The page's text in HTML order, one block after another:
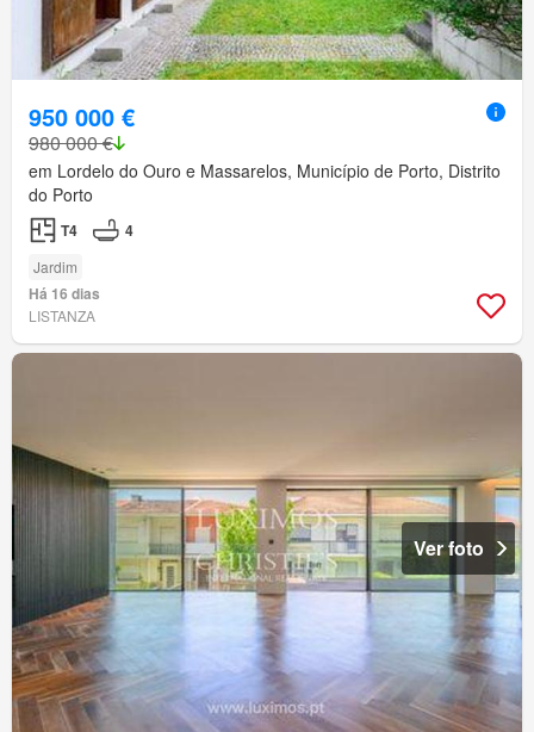
950 000 €
980 000 €
em Lordelo do Ouro e Massarelos, Município de Porto, Distrito
do Porto
T4 4
Jardim
Há 16 dias
LISTANZA
Ver foto